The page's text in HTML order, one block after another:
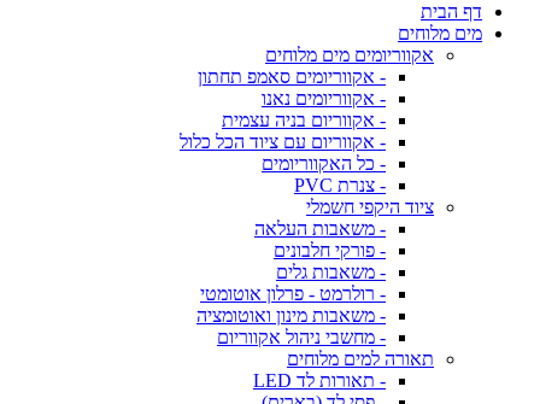
דף הבית
מים מלוחים
אקווריומים מים מלוחים
- אקווריומים סאמפ תחתון
- אקווריומים נאנו
- אקווריום בניה עצמית
- אקווריום עם ציוד הכל כלול
- כל האקווריומים
- צנרת PVC
ציוד היקפי חשמלי
- משאבות העלאה
- פורקי חלבונים
- משאבות גלים
- רולרמט - פרלון אוטומטי
- משאבות מינון ואוטומציה
- מחשבי ניהול אקווריום
תאורה למים מלוחים
- תאורות לד LED